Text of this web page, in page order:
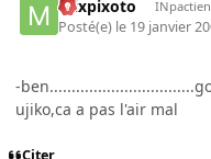
mixpixoto INpactien
Posté(e) le 19 janvier
-
ujiko,ca a pas l'air mal